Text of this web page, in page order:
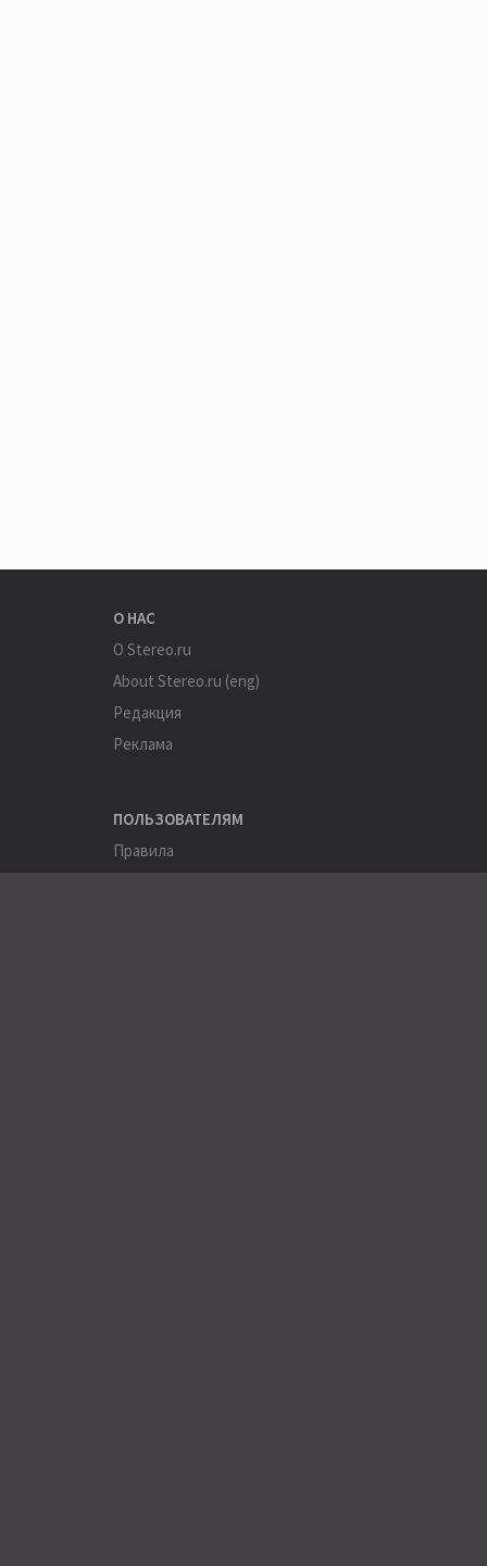
О НАС
О Stereo.ru
About Stereo.ru (eng)
Редакция
Реклама
ПОЛЬЗОВАТЕЛЯМ
Правила